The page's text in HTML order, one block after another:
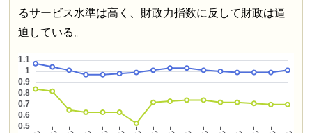
るサービス水準は高く、財政力指数に反して財政は逼
迫している。